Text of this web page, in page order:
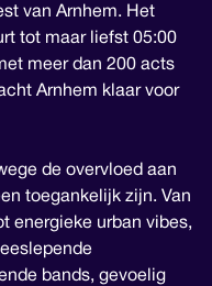
van Arnhem. Het
tot maar liefst 05:00
meer dan 200 acts
Arnhem klaar voor
de overvloed aan
toegankelijk zijn. Van
energieke urban vibes,
bands, gevoelig